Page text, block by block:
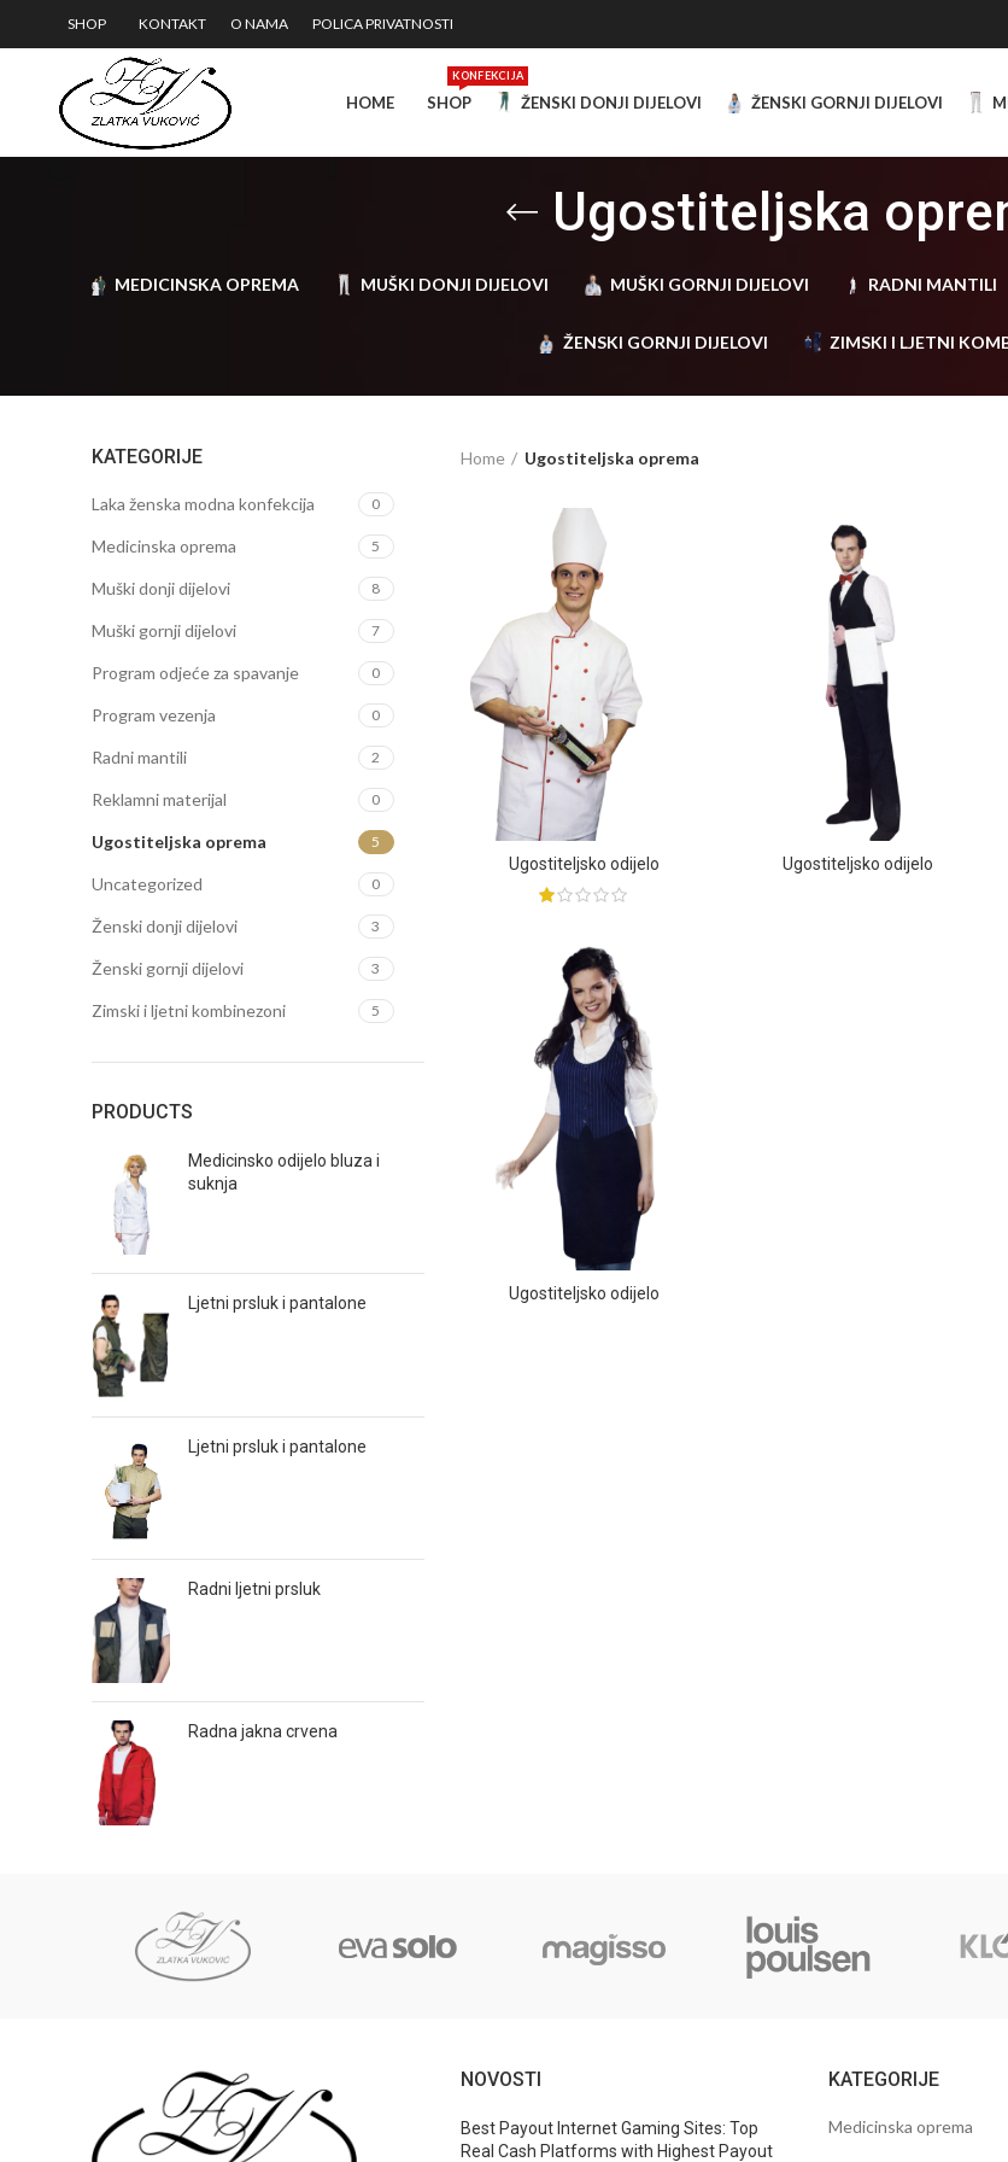
SHOP KONTAKT O NAMA POLICA PRIVATNOSTI
HOME SHOP
KONFEKCIJA
ŽENSKI DONJI DIJELOVI ŽENSKI GORNJI DIJELOVI
Ugostiteljska
MEDICINSKA OPREMA MUŠKI DONJI DIJELOVI MUŠKI GORNJI DIJELOVI RADNI MANTILI
ŽENSKI GORNJI DIJELOVI ZIMSKI I LJETNI
KATEGORIJE
Laka ženska modna konfekcija 0
Medicinska oprema 5
Muški donji dijelovi 8
Muški gornji dijelovi 7
Program odjeće za spavanje 0
Program vezenja 0
Radni mantili 2
Reklamni materijal 0
Ugostiteljska oprema 5
Uncategorized 0
Ženski donji dijelovi 3
Ženski gornji dijelovi 3
Zimski i ljetni kombinezoni 5
PRODUCTS
Medicinsko odijelo bluza i
suknja
Ljetni prsluk i pantalone
Ljetni prsluk i pantalone
Radni ljetni prsluk
Radna jakna crvena
Home Ugostiteljska oprema
Ugostiteljsko odijelo Ugostiteljsko odijelo
Ugostiteljsko odijelo
NOVOSTI
Best Payout Internet Gaming Sites: Top
Real Cash Platforms with Highest Payout
KATEGORIJE
Medicinska oprema